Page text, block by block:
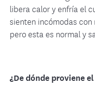
libera calor y enfría el
sienten incómodas
pero esta es normal y
¿De dónde proviene